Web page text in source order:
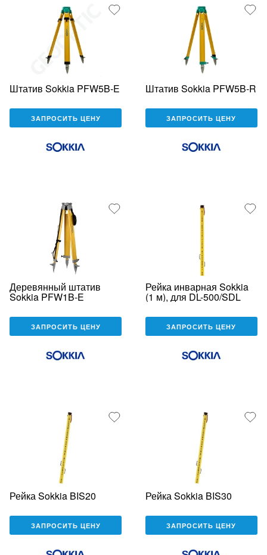
Штатив Sokkia PFW5B-E
ЗАПРОСИТЬ ЦЕНУ
Штатив Sokkia PFW5B-R
ЗАПРОСИТЬ ЦЕНУ
Деревянный штатив
Sokkia PFW1B-E
ЗАПРОСИТЬ ЦЕНУ
Рейка инварная Sokkia
(1 м), для DL-500/SDL
ЗАПРОСИТЬ ЦЕНУ
Рейка Sokkia BIS20
ЗАПРОСИТЬ ЦЕНУ
Рейка Sokkia BIS30
ЗАПРОСИТЬ ЦЕНУ